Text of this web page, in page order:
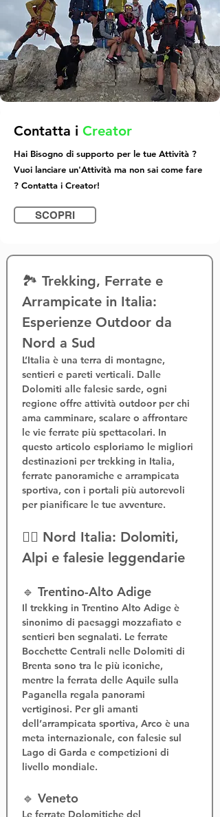
Contatta i Creator
Hai Bisogno di supporto per le tue Attività ?
Vuoi lanciare un'Attività ma non sai come fare
? Contatta i Creator!
SCOPRI
🏞️ Trekking, Ferrate e
Arrampicate in Italia:
Esperienze Outdoor da
Nord a Sud
L’Italia è una terra di montagne,
sentieri e pareti verticali. Dalle
Dolomiti alle falesie sarde, ogni
regione offre attività outdoor per chi
ama camminare, scalare o affrontare
le vie ferrate più spettacolari. In
questo articolo esploriamo le migliori
destinazioni per trekking in Italia,
ferrate panoramiche e arrampicata
sportiva, con i portali più autorevoli
per pianificare le tue avventure.
🧗‍♂️ Nord Italia: Dolomiti,
Alpi e falesie leggendarie
🔹 Trentino-Alto Adige
Il trekking in Trentino Alto Adige è
sinonimo di paesaggi mozzafiato e
sentieri ben segnalati. Le ferrate
Bocchette Centrali nelle Dolomiti di
Brenta sono tra le più iconiche,
mentre la ferrata delle Aquile sulla
Paganella regala panorami
vertiginosi. Per gli amanti
dell’arrampicata sportiva, Arco è una
meta internazionale, con falesie sul
Lago di Garda e competizioni di
livello mondiale.
🔹 Veneto
Le ferrate Dolomitiche del